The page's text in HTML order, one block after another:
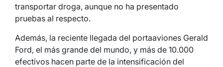
transportar droga, aunque no ha presentado
pruebas al respecto.
Además, la reciente llegada del portaaviones Gerald
Ford, el más grande del mundo, y más de 10.000
efectivos hacen parte de la intensificación del